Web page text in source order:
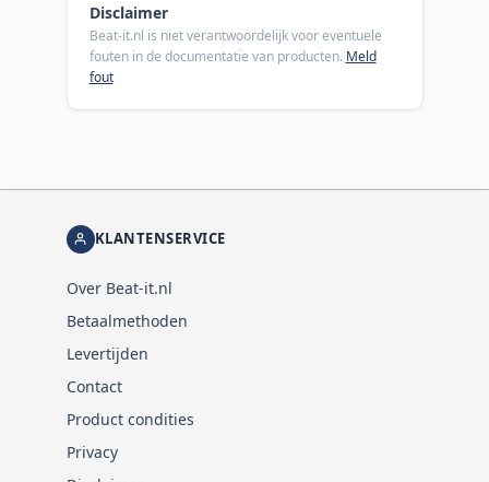
Disclaimer
Beat-it.nl is niet verantwoordelijk voor eventuele
fouten in de documentatie van producten. Meld
fout
KLANTENSERVICE
Over Beat-it.nl
Betaalmethoden
Levertijden
Contact
Product condities
Privacy